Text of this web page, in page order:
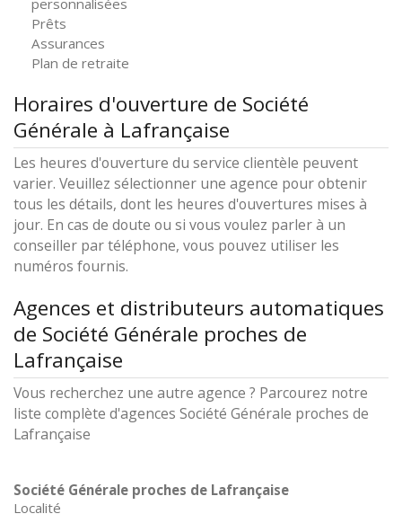
personnalisées
Prêts
Assurances
Plan de retraite
Horaires d'ouverture de Société
Générale à Lafrançaise
Les heures d'ouverture du service clientèle peuvent
varier. Veuillez sélectionner une agence pour obtenir
tous les détails, dont les heures d'ouvertures mises à
jour. En cas de doute ou si vous voulez parler à un
conseiller par téléphone, vous pouvez utiliser les
numéros fournis.
Agences et distributeurs automatiques
de Société Générale proches de
Lafrançaise
Vous recherchez une autre agence ? Parcourez notre
liste complète d'agences Société Générale proches de
Lafrançaise
Société Générale proches de Lafrançaise
Localité